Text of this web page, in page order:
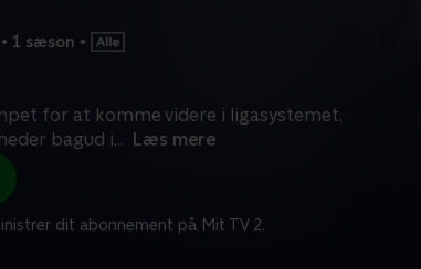
• 1 sæson •
for at komme videre i ligasystemet,
bagud i... Læs mere
dit abonnement på Mit TV 2.